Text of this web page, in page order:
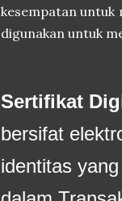
kesempatan
digunakan untuk
Sertifikat
bersifat
identitas